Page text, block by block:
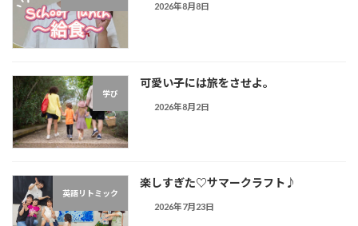
2026年8月8日
学び
可愛い子には旅をさせよ。
2026年8月2日
英語リトミック
楽しすぎた♡サマークラフト♪︎
2026年7月23日